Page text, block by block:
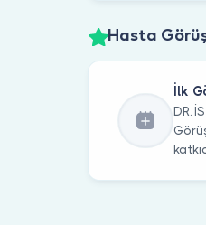
Hasta
İlk
DR.